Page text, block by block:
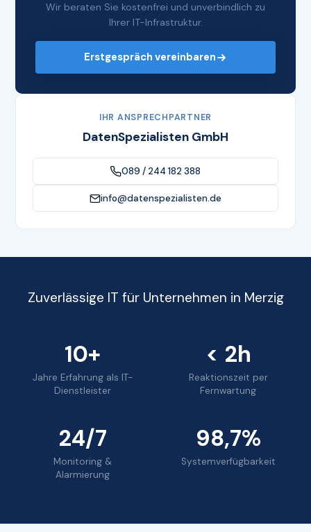
Wir beraten Sie kostenfrei und unverbindlich zu
Ihrer IT-Infrastruktur.
Erstgespräch vereinbaren
IHR ANSPRECHPARTNER
DatenSpezialisten GmbH
089 / 244 182 388
info@datenspezialisten.de
Zuverlässige IT für Unternehmen in Merzig
10+
Jahre Erfahrung als IT-
Dienstleister
< 2h
Reaktionszeit per
Fernwartung
24/7
Monitoring &
Alarmierung
98,7%
Systemverfügbarkeit